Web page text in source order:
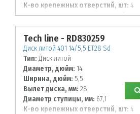
К-во крепежных отверстий, шт: 4
Диаметр располож. отверстий, мм:
114,3
Tech line - RD830259
Диск литой 401 14/5,5 ET28 Sd
Тип: Диск литой
Диаметр, дюйм: 14
Ширина, дюйм: 5,5
Вылет диска, мм: 28
Диаметр ступицы, мм: 67,1
К-во крепежных отверстий, шт: 4